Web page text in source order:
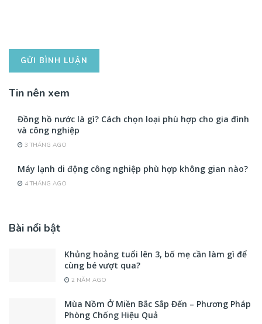
Tin nên xem
Đồng hồ nước là gì? Cách chọn loại phù hợp cho gia đình
và công nghiệp
3 THÁNG AGO
Máy lạnh di động công nghiệp phù hợp không gian nào?
4 THÁNG AGO
Bài nổi bật
Khủng hoảng tuổi lên 3, bố mẹ cần làm gì để
cùng bé vượt qua?
2 NĂM AGO
Mùa Nồm Ở Miền Bắc Sắp Đến – Phương Pháp
Phòng Chống Hiệu Quả